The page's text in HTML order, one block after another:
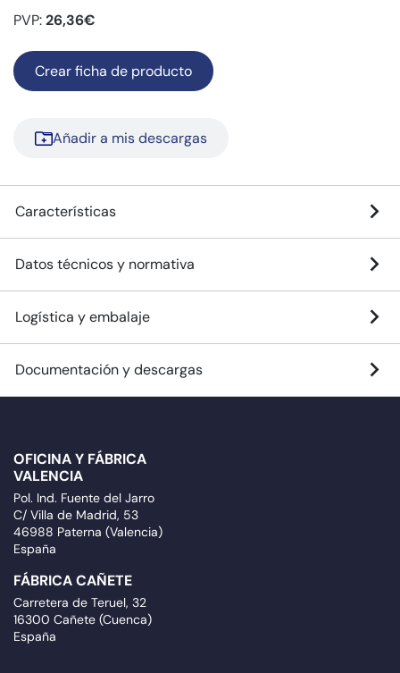
PVP:26,36€
Crear ficha de producto
Añadir a mis descargas
Características
Datos técnicos y normativa
Logística y embalaje
Documentación y descargas
OFICINA Y FÁBRICA
VALENCIA
Pol. Ind. Fuente del Jarro
C/ Villa de Madrid, 53
46988 Paterna (Valencia)
España
FÁBRICA CAÑETE
Carretera de Teruel, 32
16300 Cañete (Cuenca)
España